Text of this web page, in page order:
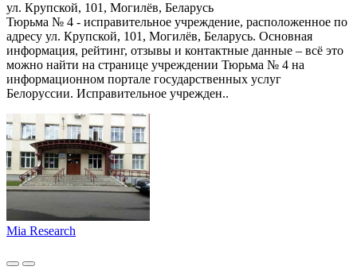
ул. Крупской, 101, Могилёв, Беларусь
Тюрьма № 4 - исправительное учреждение, расположенное по
адресу ул. Крупской, 101, Могилёв, Беларусь. Основная
информация, рейтинг, отзывы и контактные данные – всё это
можно найти на странице учреждении Тюрьма № 4 на
информационном портале государственных услуг
Белоруссии. Исправительное учрежден..
Mia Research